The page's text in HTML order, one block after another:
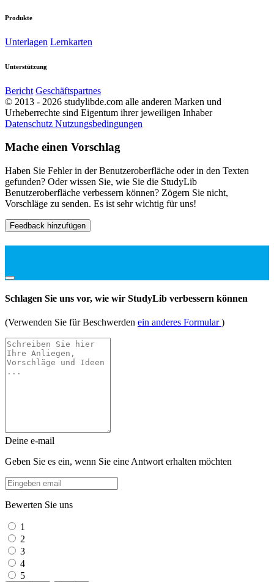
Produkte
Unterlagen Lernkarten
Unterstützung
Bericht Geschäftspartnes
© 2013 - 2026 studylibde.com alle anderen Marken und
Urheberrechte sind Eigentum ihrer jeweiligen Inhaber
Datenschutz Nutzungsbedingungen
Mache einen Vorschlag
Haben Sie Fehler in der Benutzeroberfläche oder in den Texten
gefunden? Oder wissen Sie, wie Sie die StudyLib
Benutzeroberfläche verbessern können? Zögern Sie nicht,
Vorschläge zu senden. Es ist sehr wichtig für uns!
Feedback hinzufügen
Schlagen Sie uns vor, wie wir StudyLib verbessern können
(Verwenden Sie für Beschwerden ein anderes Formular)
Deine e-mail
Geben Sie es ein, wenn Sie eine Antwort erhalten möchten
Bewerten Sie uns
1
2
3
4
5